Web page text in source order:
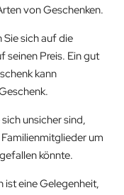
von Geschenken.
Sie sich auf die
seinen Preis. Ein gut
kann
sich unsicher sind,
um
könnte.
ist eine Gelegenheit,